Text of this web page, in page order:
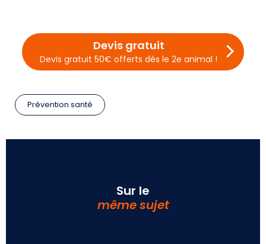
Devis gratuit
Devis gratuit 50€ offerts dès le 2e animal !
Prévention santé
Sur le
même sujet